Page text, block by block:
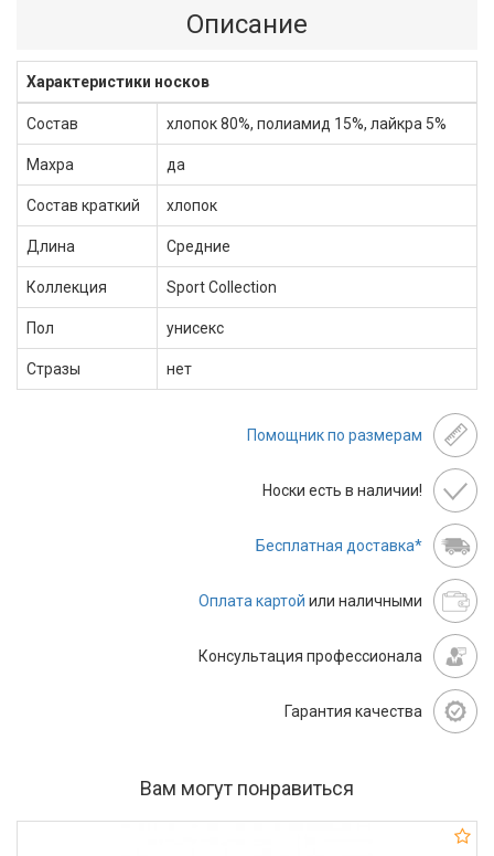
Описание
Характеристики носков
Состав хлопок 80%, полиамид 15%, лайкра 5%
Махра да
Состав краткий хлопок
Длина Средние
Коллекция Sport Collection
Пол унисекс
Стразы нет
Помощник по размерам
Носки есть в наличии!
Бесплатная доставка*
Оплата картой или наличными
Консультация профессионала
Гарантия качества
Вам могут понравиться